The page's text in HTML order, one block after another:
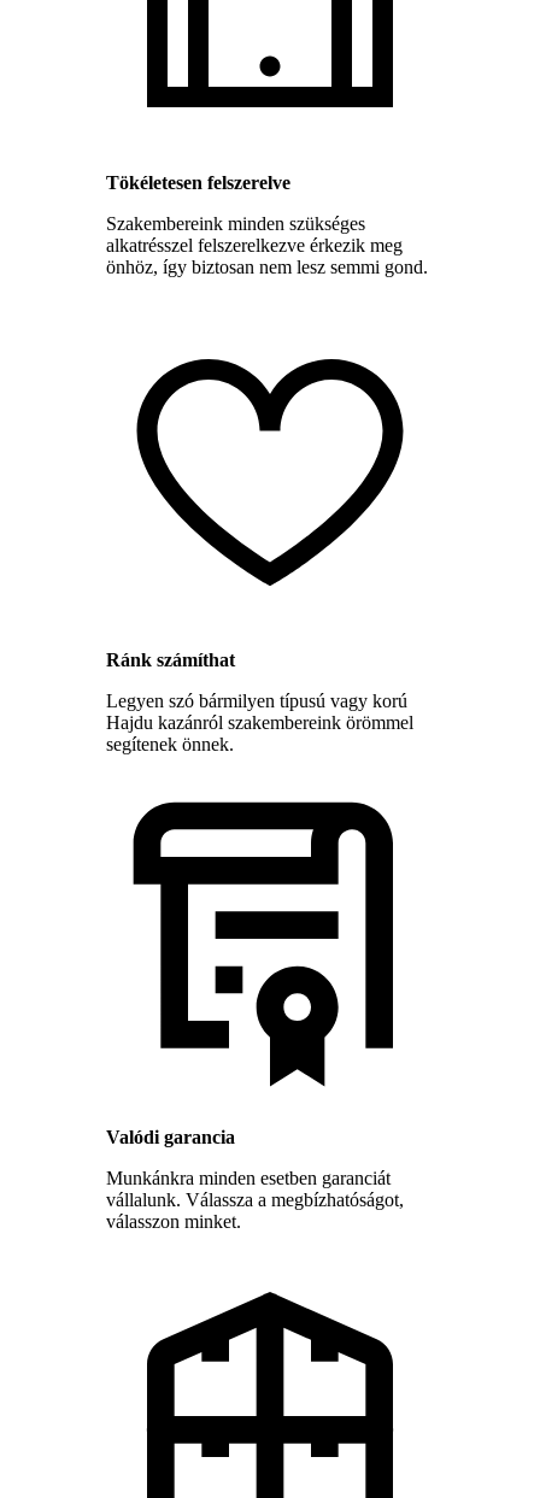
Tökéletesen felszerelve
Szakembereink minden szükséges
alkatrésszel felszerelkezve érkezik meg
önhöz, így biztosan nem lesz semmi gond.
Ránk számíthat
Legyen szó bármilyen típusú vagy korú
Hajdu kazánról szakembereink örömmel
segítenek önnek.
Valódi garancia
Munkánkra minden esetben garanciát
vállalunk. Válassza a megbízhatóságot,
válasszon minket.